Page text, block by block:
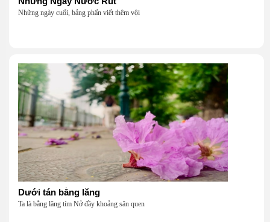
Những ngày cuối, bảng phấn viết thêm vội
Dưới tán bằng lăng
Ta là bằng lăng tím Nở đầy khoảng sân quen